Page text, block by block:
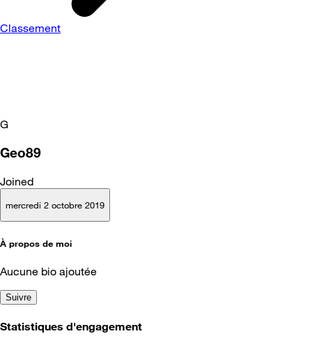
Classement
G
Geo89
Joined
mercredi 2 octobre 2019
À propos de moi
Aucune bio ajoutée
Suivre
Statistiques d'engagement